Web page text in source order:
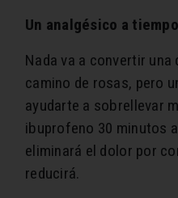
Un analgésico a
Nada va a convertir
camino de rosas, pero
ayudarte a sobrellevar
ibuprofeno 30 minutos
eliminará el dolor por
reducirá.